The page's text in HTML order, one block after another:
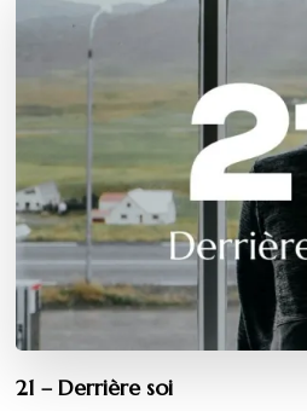
21 – Derrière soi